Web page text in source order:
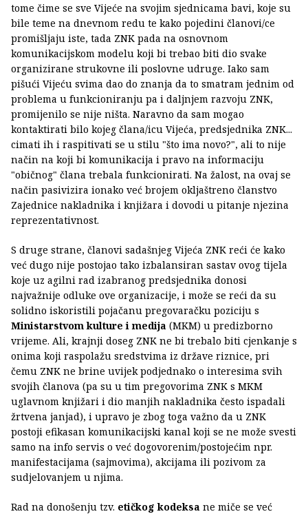
tome čime se sve Vijeće na svojim sjednicama bavi, koje su
bile teme na dnevnom redu te kako pojedini članovi/ce
promišljaju iste, tada ZNK pada na osnovnom
komunikacijskom modelu koji bi trebao biti dio svake
organizirane strukovne ili poslovne udruge. Iako sam
pišući Vijeću svima dao do znanja da to smatram jednim od
problema u funkcioniranju pa i daljnjem razvoju ZNK,
promijenilo se nije ništa. Naravno da sam mogao
kontaktirati bilo kojeg člana/icu Vijeća, predsjednika ZNK...
cimati ih i raspitivati se u stilu "što ima novo?", ali to nije
način na koji bi komunikacija i pravo na informaciju
"običnog" člana trebala funkcionirati. Na žalost, na ovaj se
način pasivizira ionako već brojem okljaštreno članstvo
Zajednice nakladnika i knjižara i dovodi u pitanje njezina
reprezentativnost.
S druge strane, članovi sadašnjeg Vijeća ZNK reći će kako
već dugo nije postojao tako izbalansiran sastav ovog tijela
koje uz agilni rad izabranog predsjednika donosi
najvažnije odluke ove organizacije, i može se reći da su
solidno iskoristili pojačanu pregovaračku poziciju s
Ministarstvom kulture i medija (MKM) u predizborno
vrijeme. Ali, krajnji doseg ZNK ne bi trebalo biti cjenkanje s
onima koji raspolažu sredstvima iz države riznice, pri
čemu ZNK ne brine uvijek podjednako o interesima svih
svojih članova (pa su u tim pregovorima ZNK s MKM
uglavnom knjižari i dio manjih nakladnika često ispadali
žrtvena janjad), i upravo je zbog toga važno da u ZNK
postoji efikasan komunikacijski kanal koji se ne može svesti
samo na info servis o već dogovorenim/postojećim npr.
manifestacijama (sajmovima), akcijama ili pozivom za
sudjelovanjem u njima.
Rad na donošenju tzv. etičkog kodeksa ne miče se već